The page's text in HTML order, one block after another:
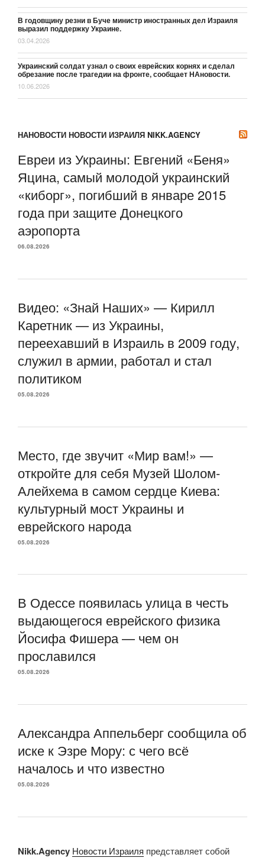
В годовщину резни в Буче министр иностранных дел Израиля
выразил поддержку Украине.
03.04.2026
Украинский солдат узнал о своих еврейских корнях и сделал
обрезание после трагедии на фронте, сообщает НАновости.
10.06.2026
НАНОВОСТИ НОВОСТИ ИЗРАИЛЯ NIKK.AGENCY
Евреи из Украины: Евгений «Беня»
Яцина, самый молодой украинский
«киборг», погибший в январе 2015
года при защите Донецкого
аэропорта
06.08.2026
Видео: «Знай Наших» — Кирилл
Каретник — из Украины,
переехавший в Израиль в 2009 году,
служил в армии, работал и стал
политиком
05.08.2026
Место, где звучит «Мир вам!» —
откройте для себя Музей Шолом-
Алейхема в самом сердце Киева:
культурный мост Украины и
еврейского народа
05.08.2026
В Одессе появилась улица в честь
выдающегося еврейского физика
Йосифа Фишера — чем он
прославился
05.08.2026
Александра Аппельберг сообщила об
иске к Эзре Мору: с чего всё
началось и что известно
05.08.2026
Nikk.Agency Новости Израиля представляет собой